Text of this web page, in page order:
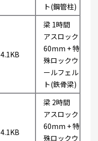
ト(鋼管柱)
4.1KB
梁 1時間
アスロック
60mm + 特
殊ロックウ
ールフェル
ト(鉄骨梁)
4.1KB
梁 2時間
アスロック
60mm + 特
殊ロックウ